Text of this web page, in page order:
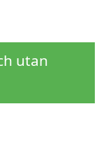
utan